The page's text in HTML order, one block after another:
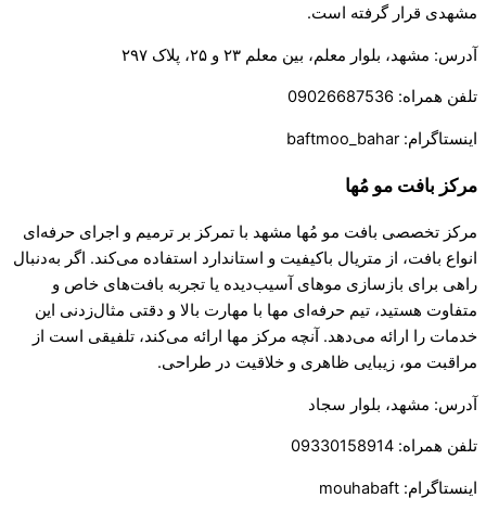
مشهدی قرار گرفته است.
آدرس: مشهد، بلوار معلم، بین معلم ۲۳ و ۲۵، پلاک ۲۹۷
تلفن همراه: 09026687536
اینستاگرام: baftmoo_bahar
مرکز بافت مو مُها
مرکز تخصصی بافت مو مُها مشهد با تمرکز بر ترمیم و اجرای حرفه‌ای
انواع بافت، از متریال باکیفیت و استاندارد استفاده می‌کند. اگر به‌دنبال
راهی برای بازسازی موهای آسیب‌دیده یا تجربه بافت‌های خاص و
متفاوت هستید، تیم حرفه‌ای مها با مهارت بالا و دقتی مثال‌زدنی این
خدمات را ارائه می‌دهد. آنچه مرکز مها ارائه می‌کند، تلفیقی است از
مراقبت مو، زیبایی ظاهری و خلاقیت در طراحی.
آدرس: مشهد، بلوار سجاد
تلفن همراه: 09330158914
اینستاگرام: mouhabaft